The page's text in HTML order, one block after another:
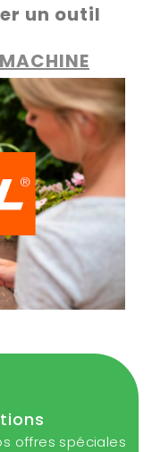
un outil
offres spéciales